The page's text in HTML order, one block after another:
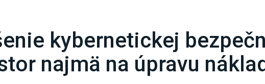
kybernetickej
najmä na úpravu